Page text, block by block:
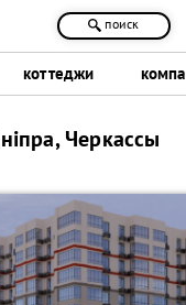
коттеджи
поиск
Черкассы